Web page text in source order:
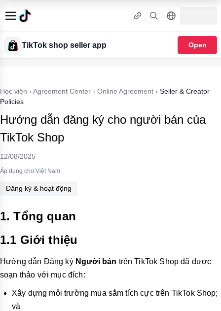
TikTok shop seller app Open
Học viện › Agreement Center › Online Agreement › Seller & Creator
Policies
Hướng dẫn đăng ký cho người bán của
TikTok Shop
12/08/2025
Áp dụng cho:Việt Nam
Đăng ký & hoạt động
1.Tổng quan
1.1 Giới thiệu
Hướng dẫn Đăng ký Người bán trên TikTok Shop đã được
soạn thảo với mục đích:
Xây dựng môi trường mua sắm tích cực trên TikTok Shop;
và